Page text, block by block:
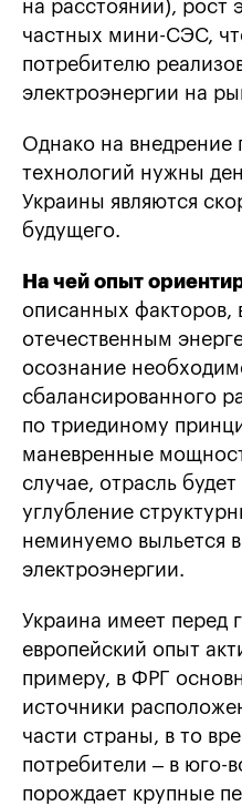
на расстоянии), рост
частных мини-СЭС,
потребителю
электроэнергии на
Однако на внедрение
технологий нужны
Украины являются
будущего.
На чей опыт
описанных факторов,
отечественным
осознание
сбалансированного
по триединому
маневренные
случае, отрасль
углубление
неминуемо выльется
электроэнергии.
Украина имеет перед
европейский опыт
примеру, в ФРГ
источники
части страны, в то
потребители – в юго-
порождает крупные